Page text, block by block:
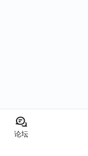
论坛